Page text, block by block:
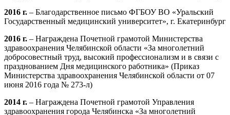
2016 г. – Благодарственное письмо ФГБОУ ВО «Уральский
Государственный медицинский университет», г. Екатеринбург
2016 г. – Награждена Почетной грамотой Министерства
здравоохранения Челябинской области «За многолетний
добросовестный труд, высокий профессионализм и в связи с
празднованием Дня медицинского работника» (Приказ
Министерства здравоохранения Челябинской области от 07
июня 2016 года № 273-л)
2014 г. – Награждена Почетной грамотой Управления
здравоохранения города Челябинска «За многолетний